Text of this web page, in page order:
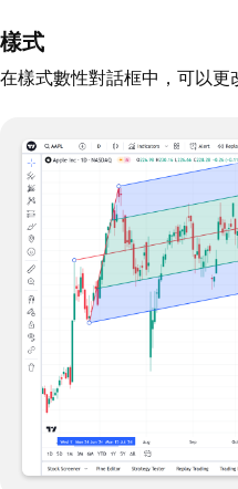
樣式
在樣式數性對話框中，可以更